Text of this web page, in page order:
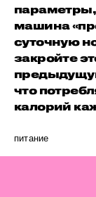
параметры,
машина
суточную
закройте
что
калорий
питание